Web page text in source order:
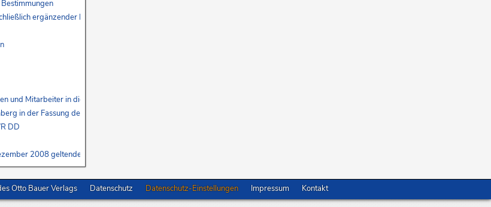
ergänzender Bestimmungen
Mitarbeiter in die AVR-Württemberg – Erstes Buch – und zur Regelung des Übergangsrechts (Seite 263)
in der Fassung des Vierten Buches und zur Überleitung der Mitarbeiterinnen und Mitarbeiter in die AVR-Württemberg – Viertes Buch –
DD
2008 geltenden Fassung, die nach Maßgabe der neugefassten Regelungen der AVR-Württemberg – Erstes bis Fünftes Buch –
Otto Bauer Verlags Datenschutz Datenschutz-Einstellungen Impressum Kontakt